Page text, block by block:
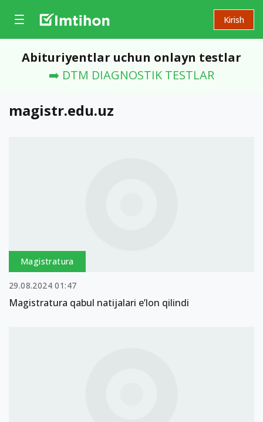
Kirish
Abituriyentlar uchun onlayn testlar
➡️ DTM DIAGNOSTIK TESTLAR
magistr.edu.uz
Magistratura
29.08.2024 01:47
Magistratura qabul natijalari e’lon qilindi